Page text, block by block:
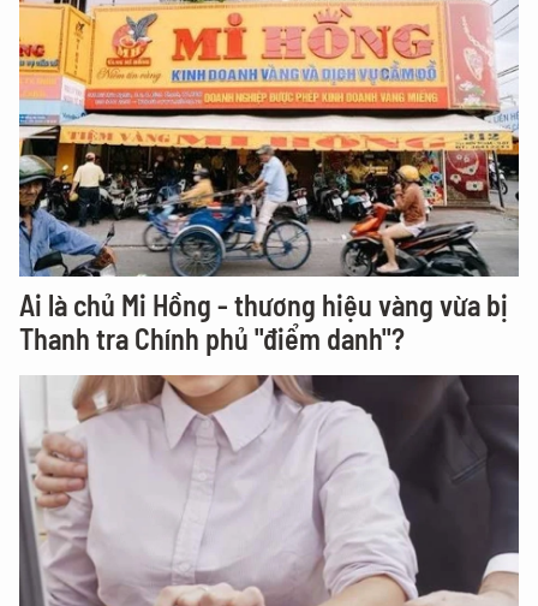
Ai là chủ Mi Hồng - thương hiệu vàng vừa bị
Thanh tra Chính phủ "điểm danh"?